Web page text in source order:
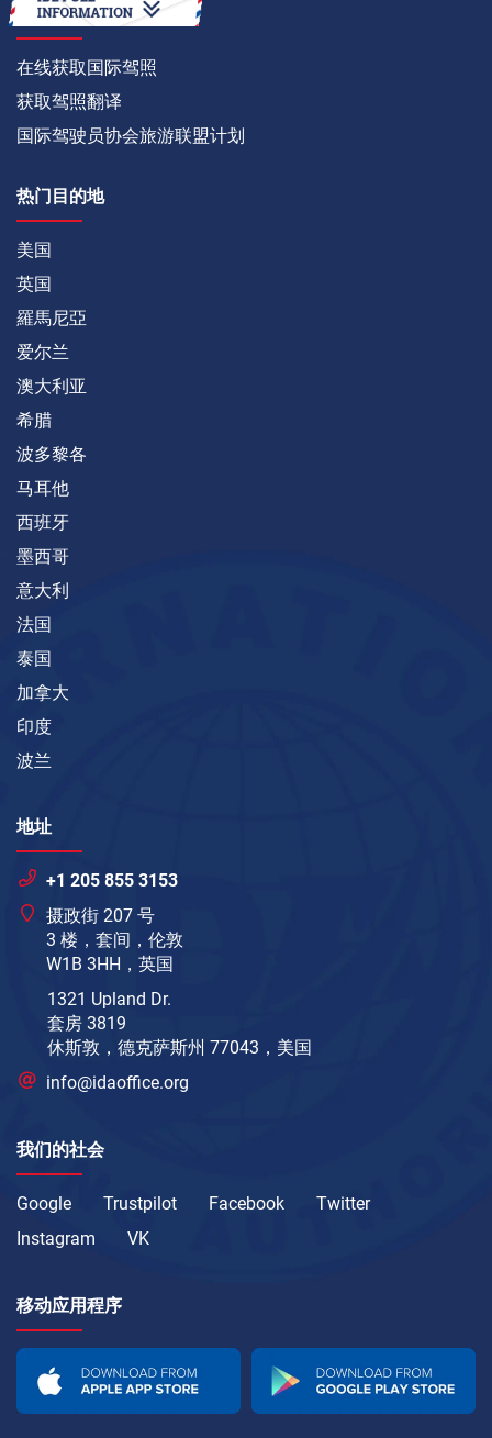
如何
在线获取国际驾照
获取驾照翻译
国际驾驶员协会旅游联盟计划
热门目的地
美国
英国
羅馬尼亞
爱尔兰
澳大利亚
希腊
波多黎各
马耳他
西班牙
墨西哥
意大利
法国
泰国
加拿大
印度
波兰
地址
+1 205 855 3153
摄政街 207 号
3 楼，套间，伦敦
W1B 3HH，英国
1321 Upland Dr.
套房 3819
休斯敦，德克萨斯州 77043，美国
info@idaoffice.org
我们的社会
Google Trustpilot Facebook
Twitter
Instagram
VK
移动应用程序